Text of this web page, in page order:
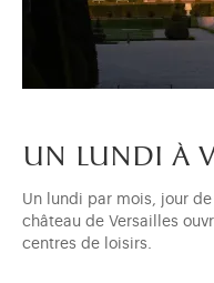
un lundi à
Un lundi par mois, jour
château de Versailles
centres de loisirs.